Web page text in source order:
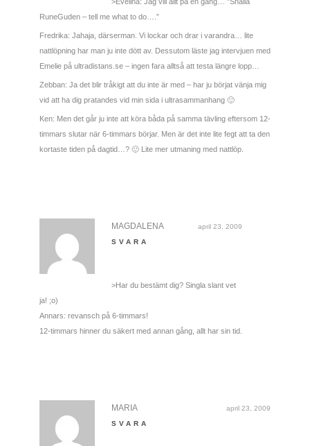
>Evelina: Jag vill allt på en gång… ”Snälla
RuneGuden – tell me what to do….”
Fredrika: Jahaja, därserman. Vi lockar och drar i varandra… lite
nattlöpning har man ju inte dött av. Dessutom läste jag intervjuen med
Emelie på ultradistans.se – ingen fara alltså att testa längre lopp…
Zebban: Ja det blir tråkigt att du inte är med – har ju börjat vänja mig
vid att ha dig pratandes vid min sida i ultrasammanhang 🙂
Ken: Men det går ju inte att köra båda på samma tävling eftersom 12-
timmars slutar när 6-timmars börjar. Men är det inte lite fegt att ta den
kortaste tiden på dagtid…? 🙂 Lite mer utmaning med nattlöp.
april 23, 2009
MAGDALENA
SVARA
>Har du bestämt dig? Singla slant vet
ja! ;o)
Annars: revansch på 6-timmars!
12-timmars hinner du säkert med annan gång, allt har sin tid.
april 23, 2009
MARIA
SVARA